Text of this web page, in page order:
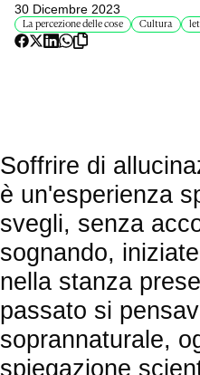
30 Dicembre 2023
La percezione delle cose Cultura
Soffrire di
è un'esperienza
svegli, senza
sognando,
nella stanza
passato si
soprannaturale,
spiegazione